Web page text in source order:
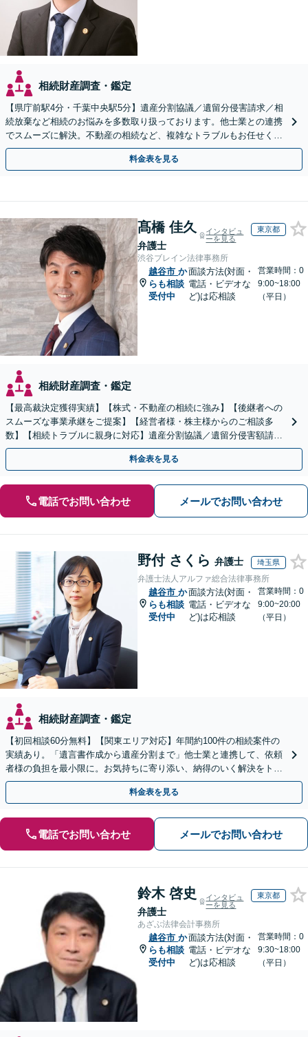
相続財産調査・鑑定
【県庁前駅4分・千葉中央駅5分】遺産分割協議／遺留分侵害請求／相
続放棄など相続のお悩みを多数取り扱っております。他士業との連携
でスムーズに解決。不動産の相続など、複雑なトラブルもお任せくだ
さい。【初回面談相談30分無料】
料金表を見る
髙橋 佳久
弁護士
インタビュ
ーを見る
東京都
渋谷ブレイン法律事務所
越谷市 か
らも相談
受付中
面談方法(対面・
電話・ビデオな
ど)は応相談
営業時間：0
9:00~18:00
（平日）
相続財産調査・鑑定
【最高裁決定獲得実績】【株式・不動産の相続に強み】【後継者への
スムーズな事業承継をご提案】【経営者様・株主様からのご相談多
数】【相続トラブルに親身に対応】遺産分割協議／遺留分侵害額請求
／遺言書作成も丁寧に対応【40分相談無料】【渋谷駅3分】
料金表を見る
電話でお問い合わせ メールでお問い合わせ
野付 さくら 弁護士 埼玉県
弁護士法人アルファ総合法律事務所
越谷市 か
らも相談
受付中
面談方法(対面・
電話・ビデオな
ど)は応相談
営業時間：0
9:00~20:00
（平日）
相続財産調査・鑑定
【初回相談60分無料】【関東エリア対応】年間約100件の相続案件の
実績あり。「遺言書作成から遺産分割まで」他士業と連携して、依頼
者様の負担を最小限に。お気持ちに寄り添い、納得のいく解決をトー
タル・サポート【当日・夜間（18時まで）の相談可】
料金表を見る
電話でお問い合わせ メールでお問い合わせ
鈴木 啓史
弁護士
インタビュ
ーを見る
東京都
あざぶ法律会計事務所
越谷市 か
らも相談
受付中
面談方法(対面・
電話・ビデオな
ど)は応相談
営業時間：0
9:30~18:00
（平日）